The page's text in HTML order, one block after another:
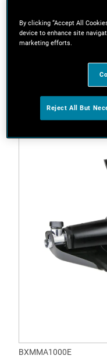
BXMMA1000E
By clicking “Accept All
device to enhance site
marketing efforts.
Reject All But